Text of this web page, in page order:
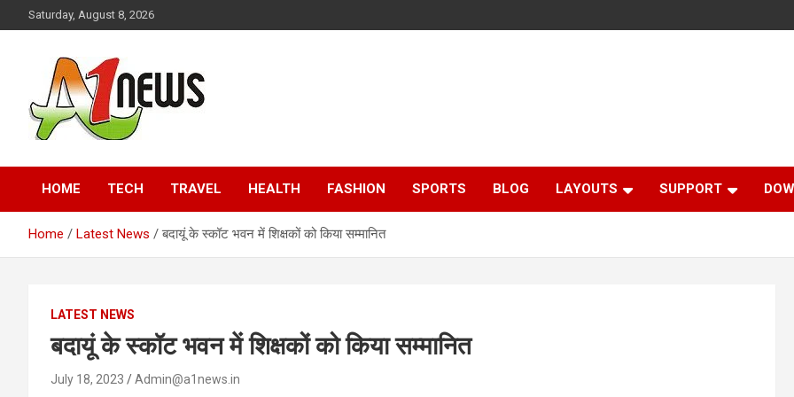
to
Saturday, August 8, 2026
A1news.in
HOME TECH TRAVEL HEALTH FASHION SPORTS BLOG LAYOUTS SUPPORT
Home Latest News बदायूं के स्कॉट भवन में शिक्षकों को किया सम्मानित
LATEST NEWS
बदायूं के स्कॉट भवन में शिक्षकों को किया सम्मानित
July 18, 2023 Admin@a1news.in